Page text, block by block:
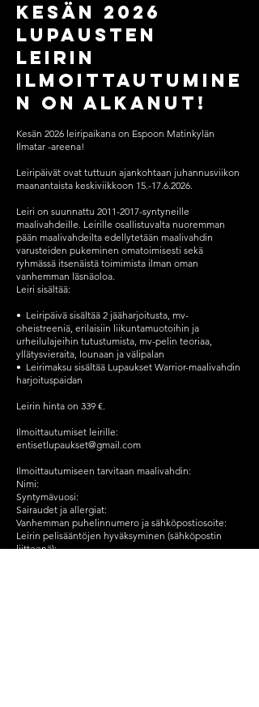
Kesän 2026
Lupausten
leirin
ilmoittautumine
n on alkanut!
Kesän 2026 leiripaikana on Espoon Matinkylän
Ilmatar -areena!
Leiripäivät ovat tuttuun ajankohtaan juhannusviikon
maanantaista keskiviikkoon 15.-17.6.2026.
Leiri on suunnattu 2011-2017-syntyneille
maalivahdeille. Leirille osallistuvalta nuoremman
pään maalivahdeilta edellytetään maalivahdin
varusteiden pukeminen omatoimisesti sekä
ryhmässä itsenäistä toimimista ilman oman
vanhemman läsnäoloa.
Leiri sisältää:
•⁠ ⁠Leiripäivä sisältää 2 jääharjoitusta, mv-
oheistreeniä, erilaisiin liikuntamuotoihin ja
urheilulajeihin tutustumista, mv-pelin teoriaa,
yllätysvieraita, lounaan ja välipalan
•⁠ ⁠⁠Leirimaksu sisältää Lupaukset Warrior-maalivahdin
harjoituspaidan
Leirin hinta on 339 €.
Ilmoittautumiset leirille:
entisetlupaukset@gmail.com
Ilmoittautumiseen tarvitaan maalivahdin:
Nimi:
Syntymävuosi:
Sairaudet ja allergiat:
Vanhemman puhelinnumero ja sähköpostiosoite:
Leirin pelisääntöjen hyväksyminen (sähköpostin
liitteenä):